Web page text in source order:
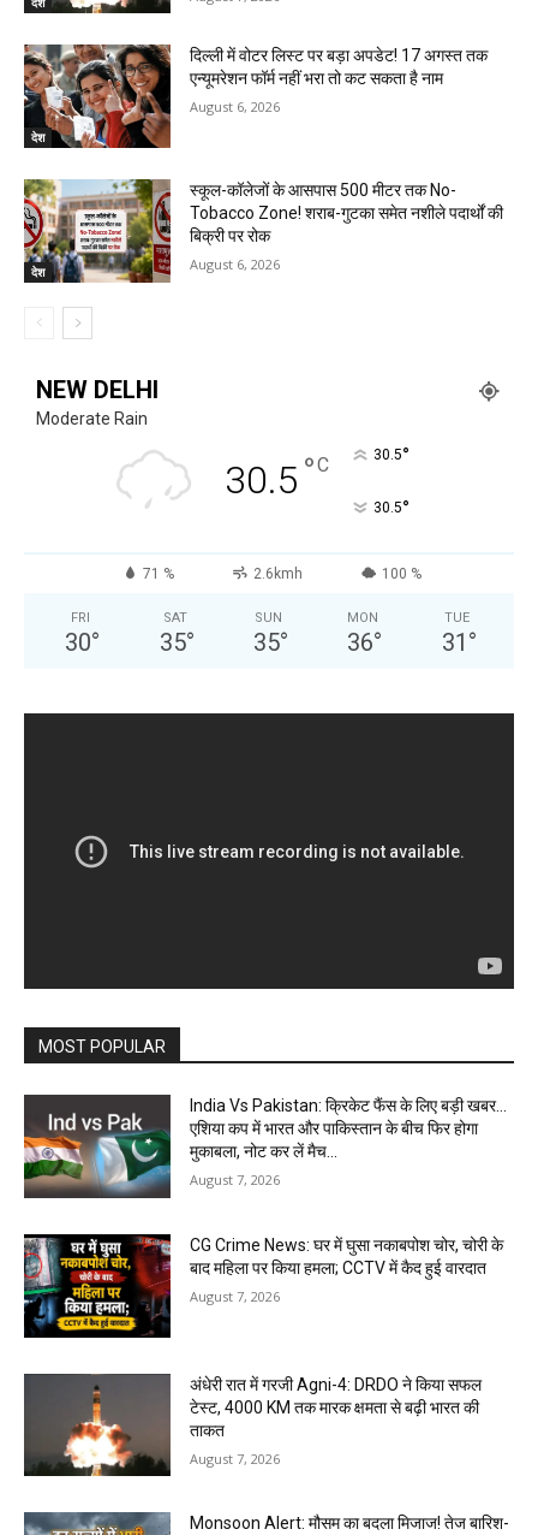
देश
दिल्ली में वोटर लिस्ट पर बड़ा अपडेट! 17 अगस्त तक
एन्यूमरेशन फॉर्म नहीं भरा तो कट सकता है नाम
August 6, 2026
देश
स्कूल-कॉलेजों के आसपास 500 मीटर तक No-
Tobacco Zone! शराब-गुटका समेत नशीले पदार्थों की
बिक्री पर रोक
August 6, 2026
NEW DELHI
Moderate Rain
30.5 °C 30.5°
30.5°
71 % 2.6kmh 100 %
FRI
30°
SAT
35°
SUN
35°
MON
36°
TUE
31 °
MOST POPULAR
India Vs Pakistan: क्रिकेट फैंस के लिए बड़ी खबर…
एशिया कप में भारत और पाकिस्तान के बीच फिर होगा
मुकाबला, नोट कर लें मैच...
August 7, 2026
CG Crime News: घर में घुसा नकाबपोश चोर, चोरी के
बाद महिला पर किया हमला; CCTV में कैद हुई वारदात
August 7, 2026
अंधेरी रात में गरजी Agni-4: DRDO ने किया सफल
टेस्ट, 4000 KM तक मारक क्षमता से बढ़ी भारत की
ताकत
August 7, 2026
Monsoon Alert: मौसम का बदला मिजाज! तेज बारिश-